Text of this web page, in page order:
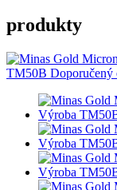
produkty